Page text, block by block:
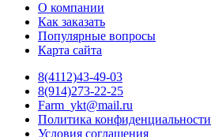
О компании
Как заказать
Популярные вопросы
Карта сайта
8(4112)43-49-03
8(914)273-22-25
Farm_ykt@mail.ru
Политика конфиденциальности
Условия соглашения